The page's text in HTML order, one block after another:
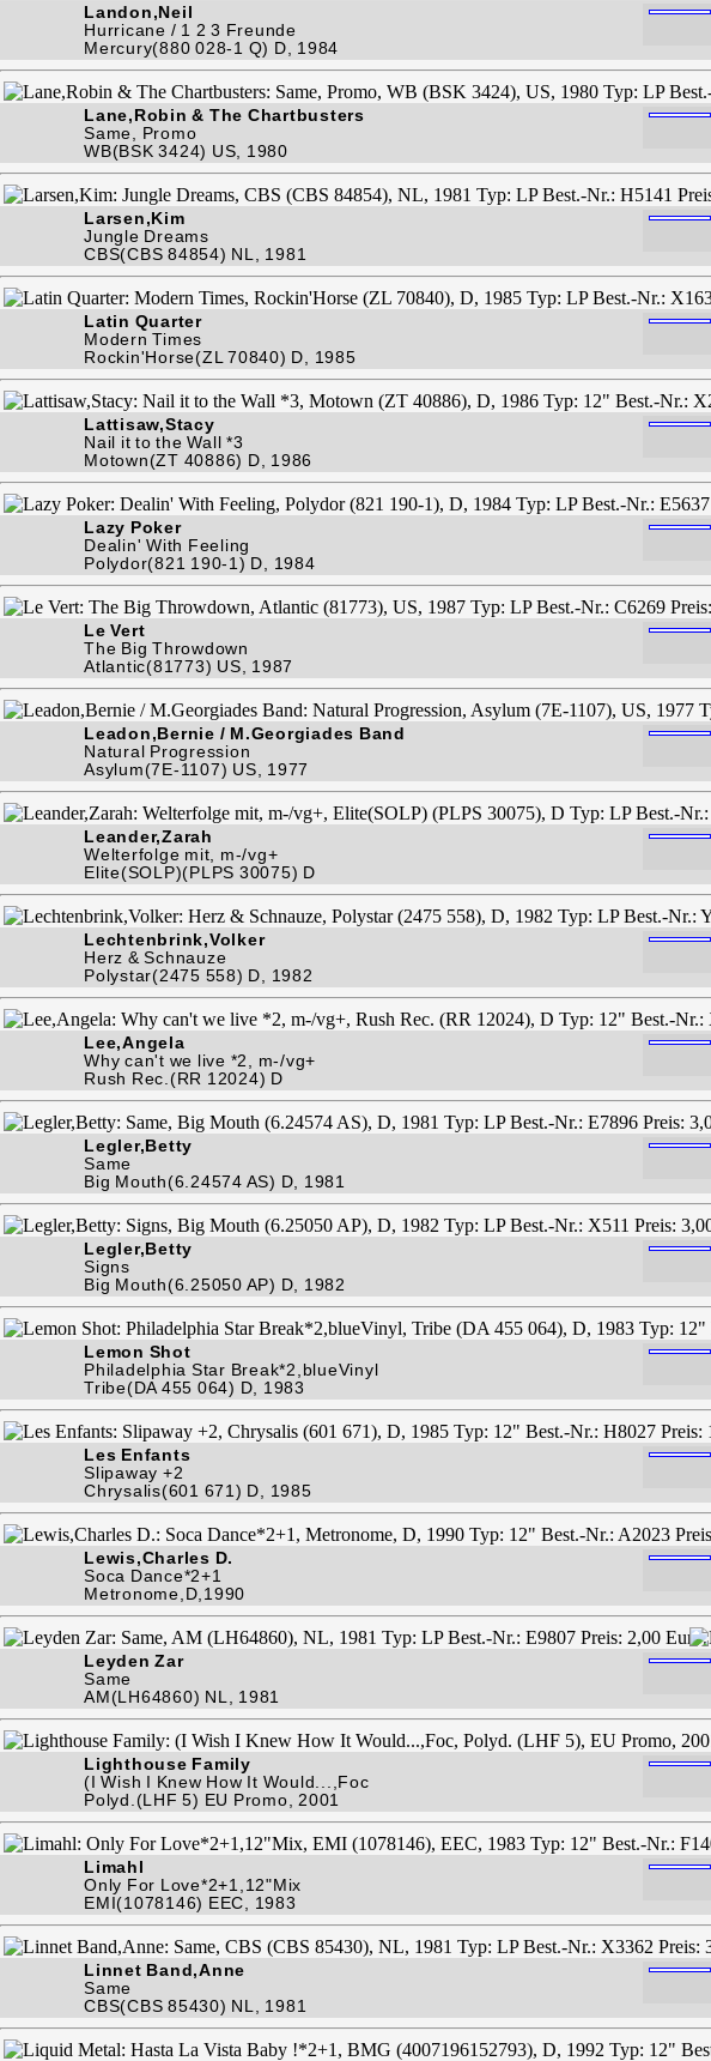
Landon,Neil
Hurricane / 1 2 3 Freunde
Mercury(880 028-1 Q) D, 1984
Lane,Robin & The Chartbusters
Same, Promo
WB(BSK 3424) US, 1980
Larsen,Kim
Jungle Dreams
CBS(CBS 84854) NL, 1981
Latin Quarter
Modern Times
Rockin'Horse(ZL 70840) D, 1985
Lattisaw,Stacy
Nail it to the Wall *3
Motown(ZT 40886) D, 1986
Lazy Poker
Dealin' With Feeling
Polydor(821 190-1) D, 1984
Le Vert
The Big Throwdown
Atlantic(81773) US, 1987
Leadon,Bernie / M.Georgiades Band
Natural Progression
Asylum(7E-1107) US, 1977
Leander,Zarah
Welterfolge mit, m-/vg+
Elite(SOLP)(PLPS 30075) D
Lechtenbrink,Volker
Herz & Schnauze
Polystar(2475 558) D, 1982
Lee,Angela
Why can't we live *2, m-/vg+
Rush Rec.(RR 12024) D
Legler,Betty
Same
Big Mouth(6.24574 AS) D, 1981
Legler,Betty
Signs
Big Mouth(6.25050 AP) D, 1982
Lemon Shot
Philadelphia Star Break*2,blueVinyl
Tribe(DA 455 064) D, 1983
Les Enfants
Slipaway +2
Chrysalis(601 671) D, 1985
Lewis,Charles D.
Soca Dance*2+1
Metronome,D,1990
Leyden Zar
Same
AM(LH64860) NL, 1981
Lighthouse Family
(I Wish I Knew How It Would...,Foc
Polyd.(LHF 5) EU Promo, 2001
Limahl
Only For Love*2+1,12"Mix
EMI(1078146) EEC, 1983
Linnet Band,Anne
Same
CBS(CBS 85430) NL, 1981